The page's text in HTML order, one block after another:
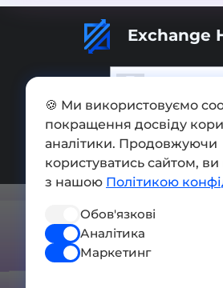
Exchange
Додати
Мапа сайту
Press kit
Умови
🍪 Ми використовуємо
покращення досвіду
аналітики. Продовжуючи
користуватись сайтом,
з нашою Політикою
Обов'язкові
Аналітика
Маркетинг